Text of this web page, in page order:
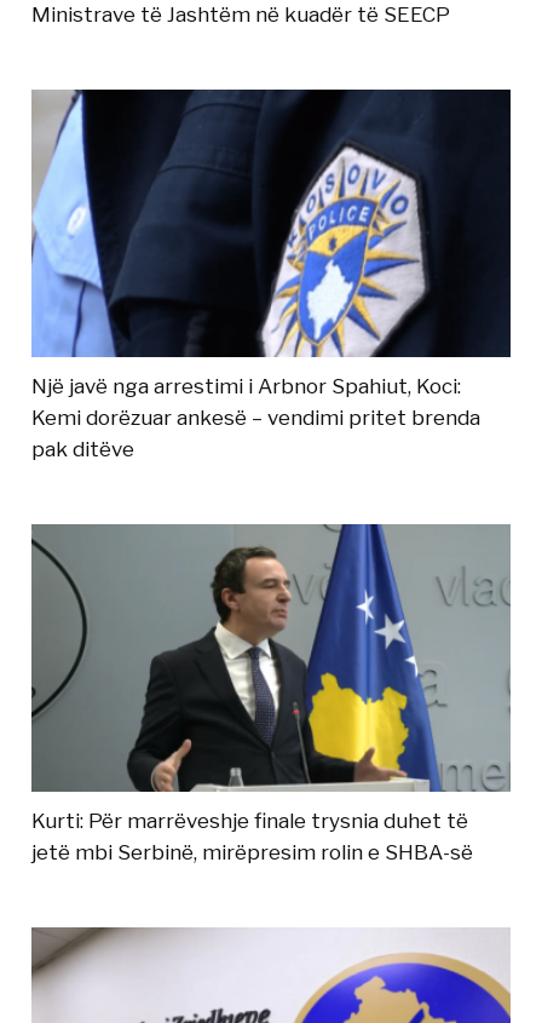
Ministrave të Jashtëm në kuadër të SEECP
Një javë nga arrestimi i Arbnor Spahiut, Koci:
Kemi dorëzuar ankesë – vendimi pritet brenda
pak ditëve
Kurti: Për marrëveshje finale trysnia duhet të
jetë mbi Serbinë, mirëpresim rolin e SHBA-së